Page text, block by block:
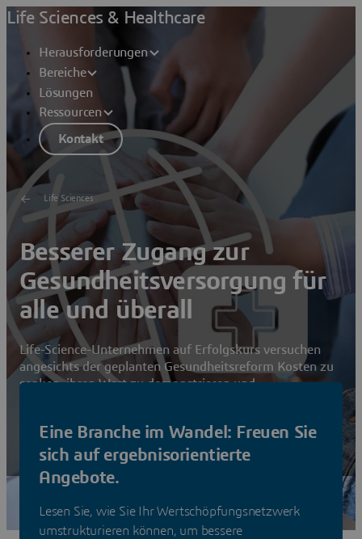
Life Sciences & Healthcare
Herausforderungen
Bereiche
Lösungen
Ressourcen
Kontakt
Life Sciences
Besserer Zugang zur
Gesundheitsversorgung für
alle und überall
Life-Science-Unternehmen auf Erfolgskurs versuchen
angesichts der geplanten Gesundheitsreform Kosten zu
senken, ihren Wert zu demonstrieren und
verbessern
Lösungen anzeigen
Eine Branche im Wandel: Freuen Sie
sich auf ergebnisorientierte
Angebote.
Lesen Sie, wie Sie Ihr Wertschöpfungsnetzwerk
umstrukturieren können, um bessere